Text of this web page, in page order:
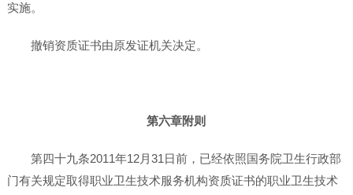
实施。
撤销资质证书由原发证机关决定。
第六章附则
第四十九条2011年12月31日前，已经依照国务院卫生行政部
门有关规定取得职业卫生技术服务机构资质证书的职业卫生技术